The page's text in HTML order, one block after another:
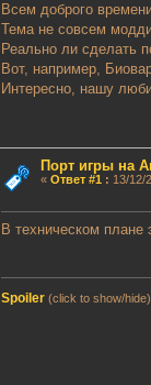
Всем доброго
Тема не совсем
Реально ли сделать
Вот, например,
Интересно, нашу
Порт игры на
« Ответ #1 : 13/12/
В техническом
Spoiler (click to show/hide)